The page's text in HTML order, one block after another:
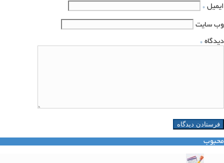
ایمیل *
وب‌ سایت
دیدگاه *
محبوب